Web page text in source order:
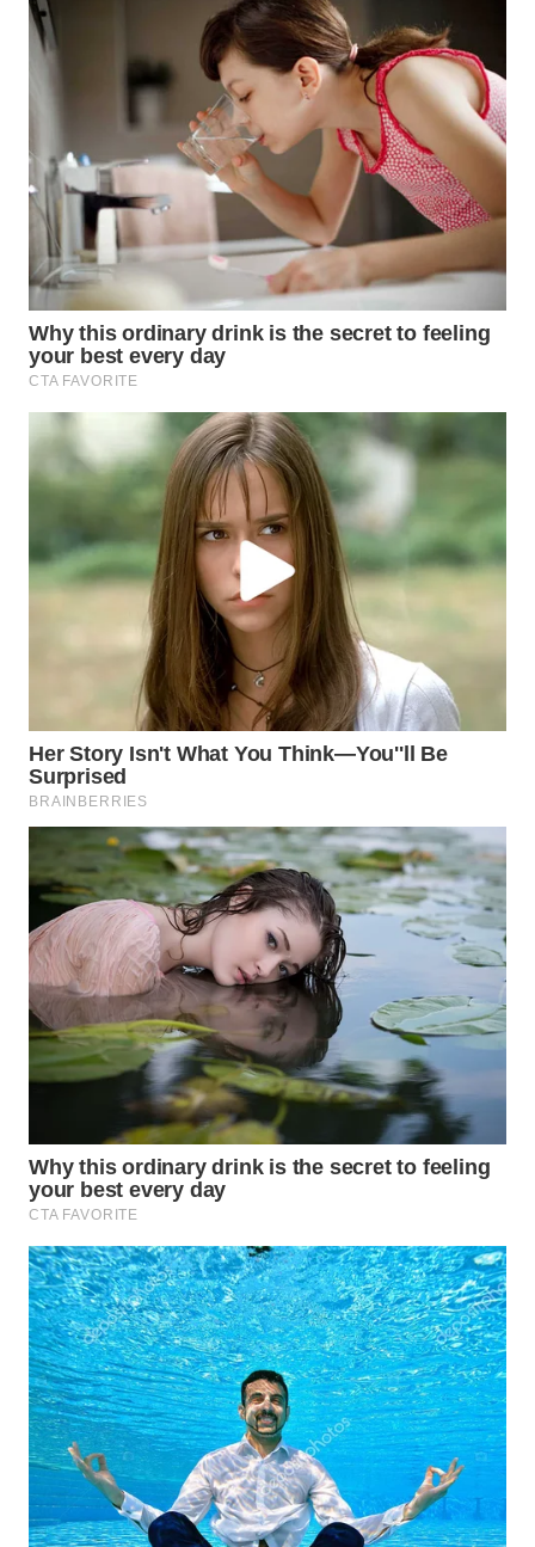
TINGGI
WN
KARAWANG
WN
BEKASI
WN
BOGOR
DEPOK
TAPANULI
UTARA
PADANG
LAWAS
WN
SUMEDANG
WN
CIANJUR
KEPULAUAN
SERIBU
TANGERANG
WN
WN
CIREBON
WN
INDRAMAYU
WN
KUNINGAN